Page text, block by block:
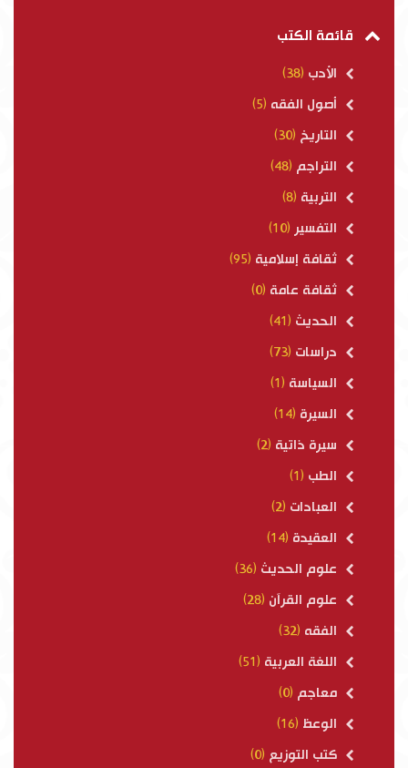
قائمة الكتب
الأدب (38)
أصول الفقه (5)
التاريخ (30)
التراجم (48)
التربية (8)
التفسير (10)
ثقافة إسلامية (95)
ثقافة عامة (0)
الحديث (41)
دراسات (73)
السياسة (1)
السيرة (14)
سيرة ذاتية (2)
الطب (1)
العبادات (2)
العقيدة (14)
علوم الحديث (36)
علوم القرآن (28)
الفقه (32)
اللغة العربية (51)
معاجم (0)
الوعظ (16)
كتب التوزيع (0)